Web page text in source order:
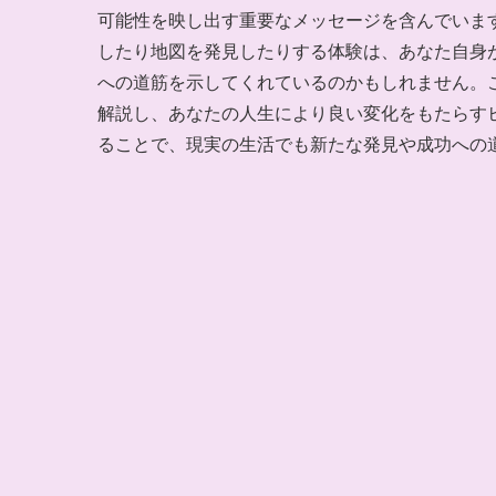
可能性を映し出す重要なメッセージを含んでい
したり地図を発見したりする体験は、あなた自
への道筋を示してくれているのかもしれません
解説し、あなたの人生により良い変化をもたら
ることで、現実の生活でも新たな発見や成功へ